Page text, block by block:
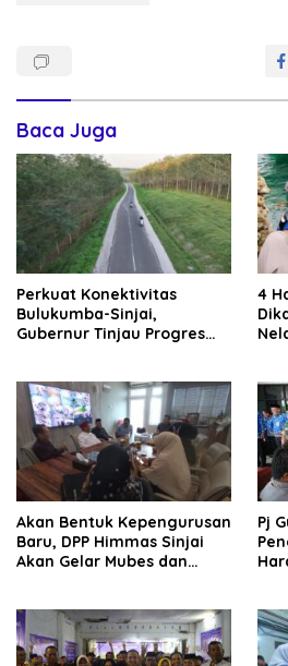
Baca Juga
Perkuat Konektivitas
Bulukumba-Sinjai,
Gubernur Tinjau Progres
4
Akan Bentuk Kepengurusan
Baru, DPP Himmas Sinjai
Akan Gelar Mubes dan
Pj